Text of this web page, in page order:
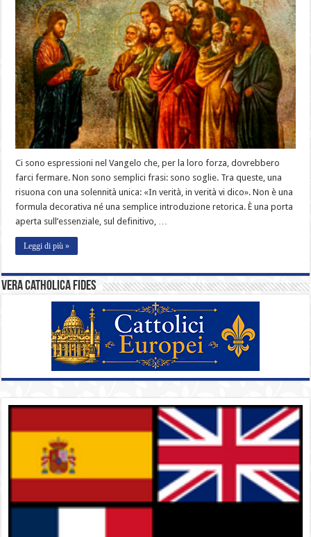
verità,
in
verità
vi
dico»:
la
voce
che
non
inganna
in
un
mondo
pieno
di
rumore
Ci sono espressioni nel Vangelo che, per la loro forza, dovrebbero
farci fermare. Non sono semplici frasi: sono soglie. Tra queste, una
risuona con una solennità unica: «In verità, in verità vi dico». Non è una
formula decorativa né una semplice introduzione retorica. È una porta
aperta sull’essenziale, sul definitivo, …
Leggi di più »
Vera catholica fides